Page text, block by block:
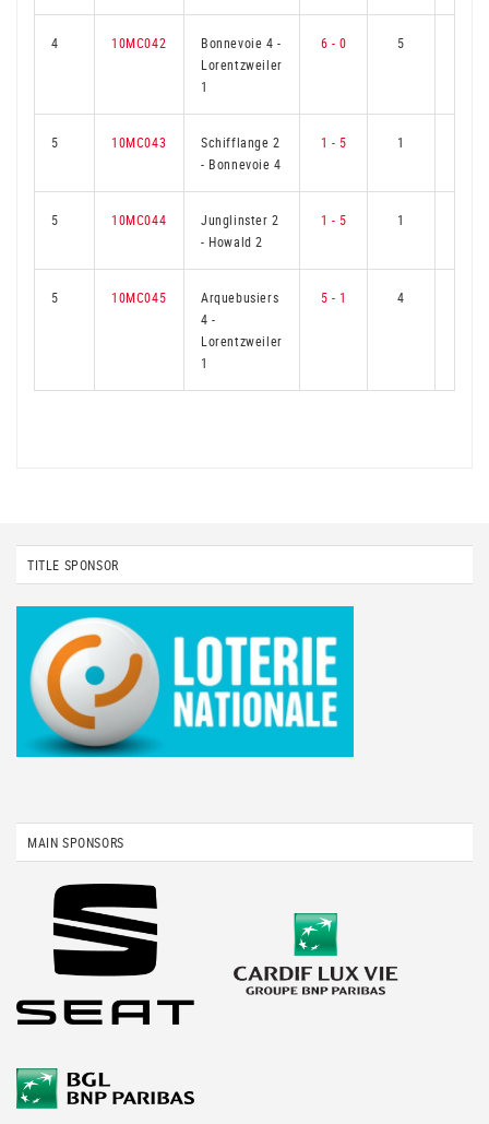
4 10MC042 Bonnevoie 4-
Lorentzweiler
1
6 - 0 5
5 10MC043
Schifflange 2
- Bonnevoie 4
1 - 5 1
5 10MC044
Junglinster 2
- Howald 2
1 - 5 1
5 10MC045
Arquebusiers
4-
Lorentzweiler
1
5 - 1 4
TITLE SPONSOR
MAIN SPONSORS